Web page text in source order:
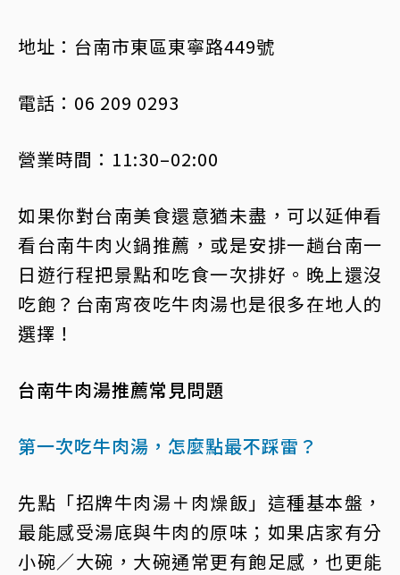
地址：台南市東區東寧路449號
電話：06 209 0293
營業時間：11:30–02:00
如果你對台南美食還意猶未盡，可以延伸看
看台南牛肉火鍋推薦，或是安排一趟台南一
日遊行程把景點和吃食一次排好。晚上還沒
吃飽？台南宵夜吃牛肉湯也是很多在地人的
選擇！
台南牛肉湯推薦常見問題
第一次吃牛肉湯，怎麼點最不踩雷？
先點「招牌牛肉湯＋肉燥飯」這種基本盤，
最能感受湯底與牛肉的原味；如果店家有分
小碗／大碗，大碗通常更有飽足感，也更能